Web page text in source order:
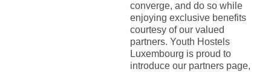
converge, and do so while
enjoying exclusive benefits
courtesy of our valued
partners. Youth Hostels
Luxembourg is proud to
introduce our partners page,